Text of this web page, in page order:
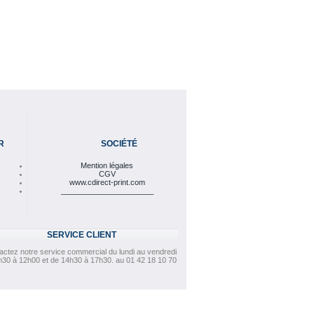
SOCIÉTÉ
Mention légales
CGV
www.cdirect-print.com
SERVICE CLIENT
notre service commercial du lundi au vendredi
à 12h00 et de 14h30 à 17h30. au 01 42 18 10 70